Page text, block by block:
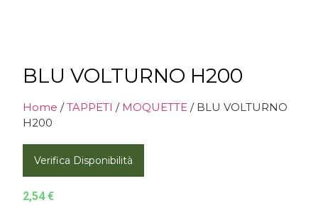
BLU VOLTURNO H200
Home /TAPPETI / MOQUETTE / BLU VOLTURNO
H200
Verifica Disponibilità
2,54€